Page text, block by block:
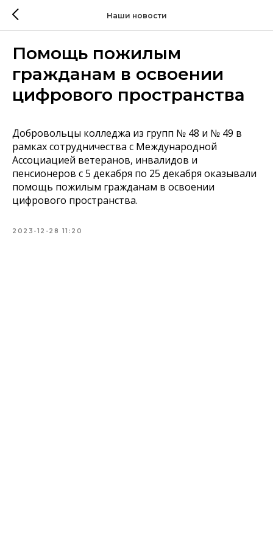
Наши новости
Помощь пожилым
гражданам в освоении
цифрового пространства
Добровольцы колледжа из групп № 48 и № 49 в
рамках сотрудничества с Международной
Ассоциацией ветеранов, инвалидов и
пенсионеров с 5 декабря по 25 декабря оказывали
помощь пожилым гражданам в освоении
цифрового пространства.
2023-12-28 11:20